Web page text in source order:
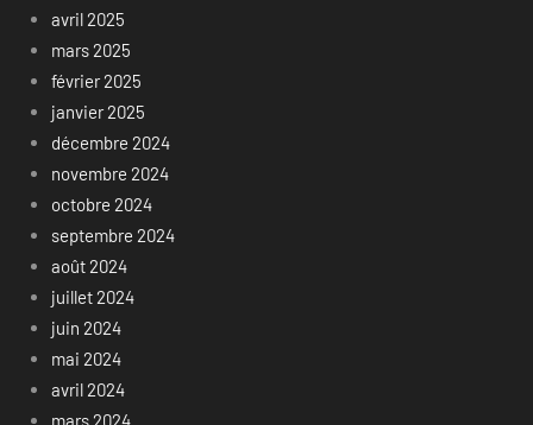
avril 2025
mars 2025
février 2025
janvier 2025
décembre 2024
novembre 2024
octobre 2024
septembre 2024
août 2024
juillet 2024
juin 2024
mai 2024
avril 2024
mars 2024